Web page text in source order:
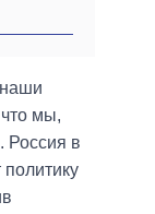
мы,
Россия в